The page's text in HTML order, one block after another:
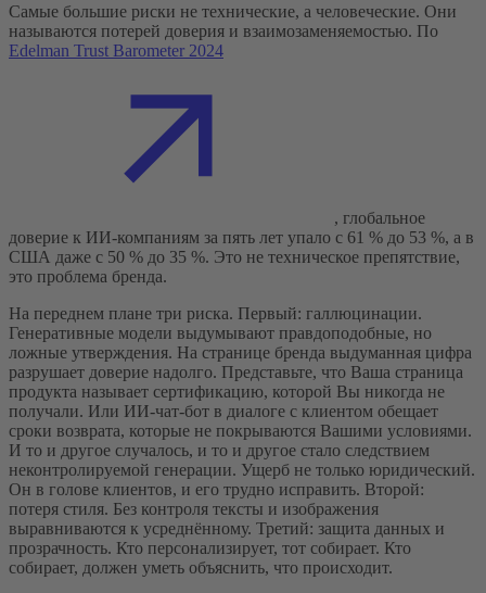
Самые большие риски не технические, а человеческие. Они
называются потерей доверия и взаимозаменяемостью. По
Edelman Trust Barometer 2024
, глобальное
доверие к ИИ-компаниям за пять лет упало с 61 % до 53 %, а в
США даже с 50 % до 35 %. Это не техническое препятствие,
это проблема бренда.
На переднем плане три риска. Первый: галлюцинации.
Генеративные модели выдумывают правдоподобные, но
ложные утверждения. На странице бренда выдуманная цифра
разрушает доверие надолго. Представьте, что Ваша страница
продукта называет сертификацию, которой Вы никогда не
получали. Или ИИ-чат-бот в диалоге с клиентом обещает
сроки возврата, которые не покрываются Вашими условиями.
И то и другое случалось, и то и другое стало следствием
неконтролируемой генерации. Ущерб не только юридический.
Он в голове клиентов, и его трудно исправить. Второй:
потеря стиля. Без контроля тексты и изображения
выравниваются к усреднённому. Третий: защита данных и
прозрачность. Кто персонализирует, тот собирает. Кто
собирает, должен уметь объяснить, что происходит.